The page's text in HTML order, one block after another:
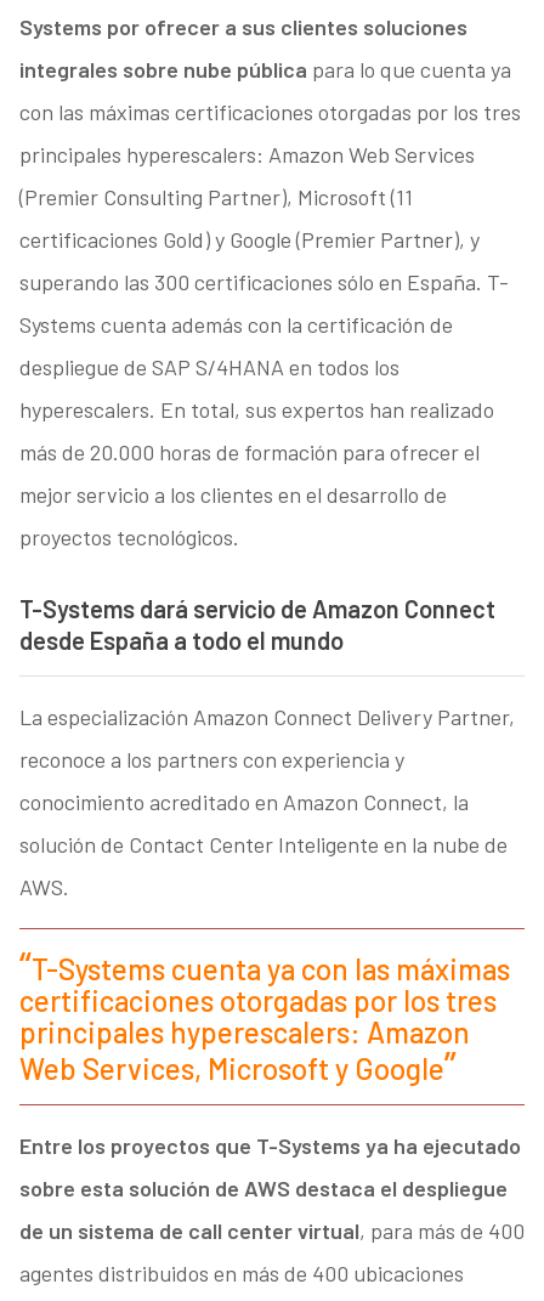
Systems por ofrecer a sus clientes soluciones
integrales sobre nube pública para lo que cuenta ya
con las máximas certificaciones otorgadas por los tres
principales hyperescalers: Amazon Web Services
(Premier Consulting Partner), Microsoft (11
certificaciones Gold) y Google (Premier Partner), y
superando las 300 certificaciones sólo en España. T-
Systems cuenta además con la certificación de
despliegue de SAP S/4HANA en todos los
hyperescalers. En total, sus expertos han realizado
más de 20.000 horas de formación para ofrecer el
mejor servicio a los clientes en el desarrollo de
proyectos tecnológicos.
T-Systems dará servicio de Amazon Connect
desde España a todo el mundo
La especialización Amazon Connect Delivery Partner,
reconoce a los partners con experiencia y
conocimiento acreditado en Amazon Connect, la
solución de Contact Center Inteligente en la nube de
AWS.
T-Systems cuenta ya con las máximas
certificaciones otorgadas por los tres
principales hyperescalers: Amazon
Web Services, Microsoft y Google
Entre los proyectos que T-Systems ya ha ejecutado
sobre esta solución de AWS destaca el despliegue
de un sistema de call center virtual, para más de 400
agentes distribuidos en más de 400 ubicaciones